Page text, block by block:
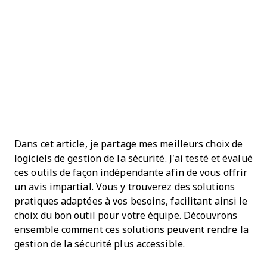
Dans cet article, je partage mes meilleurs choix de
logiciels de gestion de la sécurité. J’ai testé et évalué
ces outils de façon indépendante afin de vous offrir
un avis impartial. Vous y trouverez des solutions
pratiques adaptées à vos besoins, facilitant ainsi le
choix du bon outil pour votre équipe. Découvrons
ensemble comment ces solutions peuvent rendre la
gestion de la sécurité plus accessible.